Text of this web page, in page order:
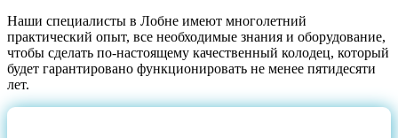
Наши специалисты в Лобне имеют многолетний
практический опыт, все необходимые знания и оборудование,
чтобы сделать по-настоящему качественный колодец, который
будет гарантировано функционировать не менее пятидесяти
лет.